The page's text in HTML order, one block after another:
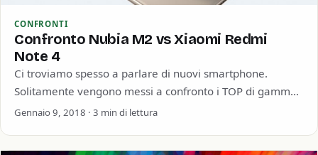
CONFRONTI
Confronto Nubia M2 vs Xiaomi Redmi
Note 4
Ci troviamo spesso a parlare di nuovi smartphone.
Solitamente vengono messi a confronto i TOP di gamma,
per ovvi motivi. Quest’oggi invece…
Gennaio 9, 2018 · 3 min di lettura